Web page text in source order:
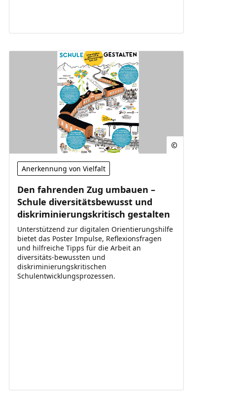
Anerkennung von Vielfalt
Den fahrenden Zug umbauen –
Schule diversitätsbewusst und
diskriminierungskritisch gestalten
Unterstützend zur digitalen Orientierungshilfe
bietet das Poster Impulse, Reflexionsfragen
und hilfreiche Tipps für die Arbeit an
diversitäts-bewussten und
diskriminierungskritischen
Schulentwicklungsprozessen.